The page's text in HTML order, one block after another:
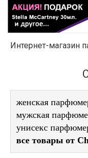
Интернет-магазин
женская
мужская
унисекс
все товары от